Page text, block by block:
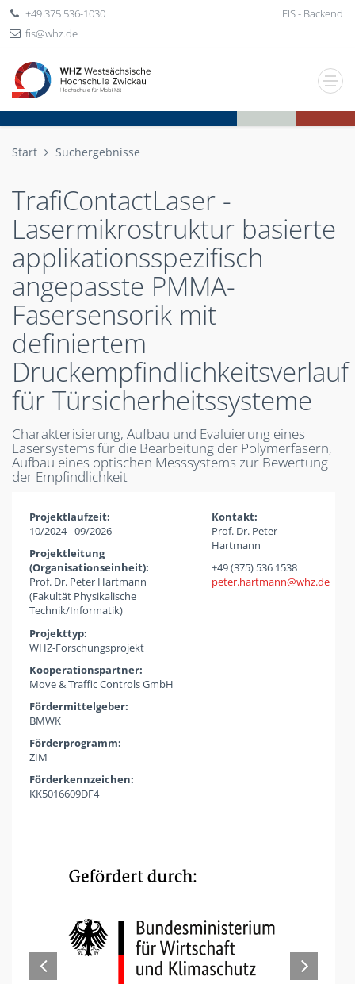
+49 375 536-1030
fis
whzde
FIS - Backend
Start Suchergebnisse
TrafiContactLaser -
Lasermikrostruktur basierte
applikationsspezifisch
angepasste PMMA-
Fasersensorik mit
definiertem
Druckempfindlichkeitsverlauf
für Türsicherheitssysteme
Charakterisierung, Aufbau und Evaluierung eines
Lasersystems für die Bearbeitung der Polymerfasern,
Aufbau eines optischen Messsystems zur Bewertung
der Empfindlichkeit
Projektlaufzeit:
10/2024 - 09/2026
Projektleitung
(Organisationseinheit):
Prof. Dr. Peter Hartmann
(Fakultät Physikalische
Technik/Informatik)
Projekttyp:
WHZ-Forschungsprojekt
Kontakt:
Prof. Dr. Peter
Hartmann
+49 (375) 536 1538
peter.hartmann
whzde
Kooperationspartner:
Move & Traffic Controls GmbH
Fördermittelgeber:
BMWK
Förderprogramm:
ZIM
Förderkennzeichen:
KK5016609DF4